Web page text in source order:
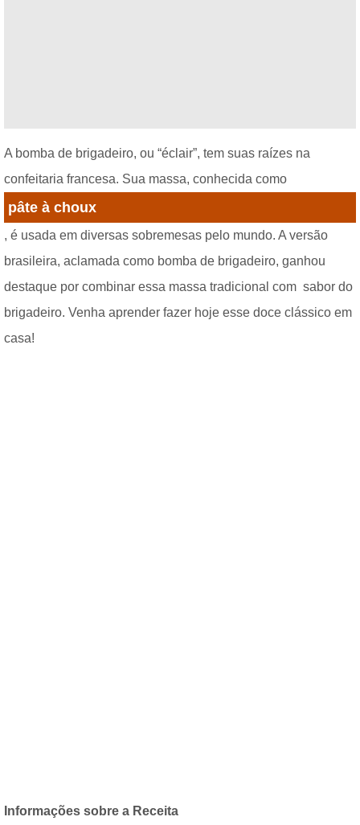
A bomba de brigadeiro, ou “éclair”, tem suas raízes na
confeitaria francesa. Sua massa, conhecida como
pâte à choux
, é usada em diversas sobremesas pelo mundo. A versão
brasileira, aclamada como bomba de brigadeiro, ganhou
destaque por combinar essa massa tradicional com sabor do
brigadeiro. Venha aprender fazer hoje esse doce clássico em
casa!
Informações sobre a Receita